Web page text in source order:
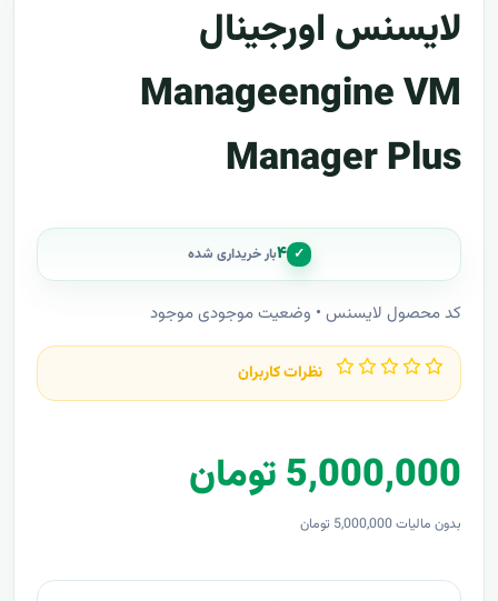
لایسنس اورجینال
Manageengine VM
Manager Plus
✓ ۴بار خریداری شده
کد محصول لایسنس • وضعیت موجودی موجود
نظرات کاربران
5,000,000 تومان
بدون مالیات 5,000,000 تومان